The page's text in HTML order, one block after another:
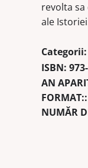
revolta
ale
Categorii:
ISBN:
AN
FORMAT::
NUMĂR